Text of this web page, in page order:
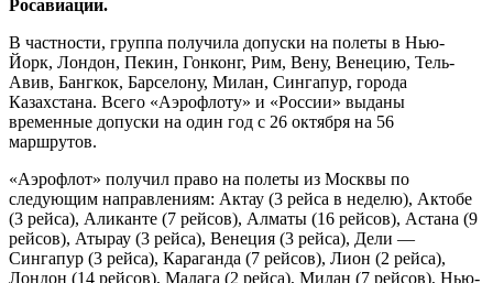
Росавиации.
В частности, группа получила допуски на полеты в Нью-
Йорк, Лондон, Пекин, Гонконг, Рим, Вену, Венецию, Тель-
Авив, Бангкок, Барселону, Милан, Сингапур, города
Казахстана. Всего «Аэрофлоту» и «России» выданы
временные допуски на один год с 26 октября на 56
маршрутов.
«Аэрофлот» получил право на полеты из Москвы по
следующим направлениям: Актау (3 рейса в неделю), Актобе
(3 рейса), Аликанте (7 рейсов), Алматы (16 рейсов), Астана (9
рейсов), Атырау (3 рейса), Венеция (3 рейса), Дели —
Сингапур (3 рейса), Караганда (7 рейсов), Лион (2 рейса),
Лондон (14 рейсов), Малага (2 рейса), Милан (7 рейсов), Нью-